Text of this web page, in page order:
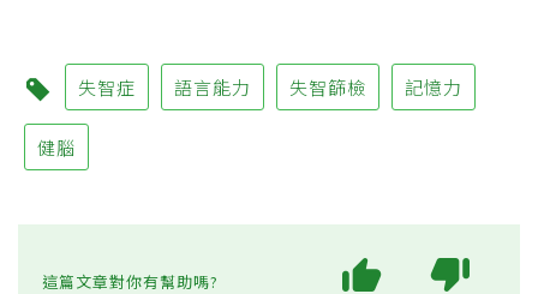
失智症 語言能力 失智篩檢 記憶力
健腦
這篇文章對你有幫助嗎?